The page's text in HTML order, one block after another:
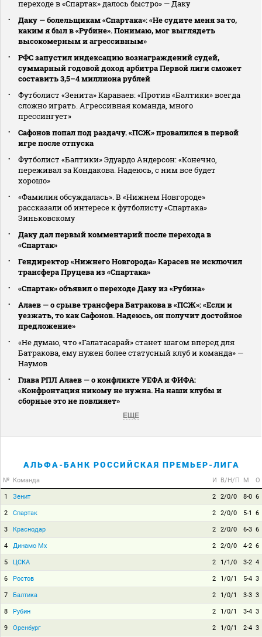
переходе в «Спартак» далось быстро» — Даку
Даку — болельщикам «Спартака»: «Не судите меня за то,
каким я был в «Рубине». Понимаю, мог выглядеть
высокомерным и агрессивным»
РФС запустил индексацию вознаграждений судей,
суммарный годовой доход арбитра Первой лиги сможет
составить 3,5–4 миллиона рублей
Футболист «Зенита» Караваев: «Против «Балтики» всегда
сложно играть. Агрессивная команда, много
прессингует»
Сафонов попал под раздачу. «ПСЖ» провалился в первой
игре после отпуска
Футболист «Балтики» Эдуардо Андерсон: «Конечно,
переживал за Кондакова. Надеюсь, с ним все будет
хорошо»
«Фамилия обсуждалась». В «Нижнем Новгороде»
рассказали об интересе к футболисту «Спартака»
Зиньковскому
Даку дал первый комментарий после перехода в
«Спартак»
Гендиректор «Нижнего Новгорода» Карасев не исключил
трансфера Пруцева из «Спартака»
«Спартак» объявил о переходе Даку из «Рубина»
Алаев — о срыве трансфера Батракова в «ПСЖ»: «Если и
уезжать, то как Сафонов. Надеюсь, он получит достойное
предложение»
«Не думаю, что «Галатасарай» станет шагом вперед для
Батракова, ему нужен более статусный клуб и команда» —
Наумов
Глава РПЛ Алаев — о конфликте УЕФА и ФИФА:
«Конфронтация никому не нужна. На наши клубы и
сборные это не повлияет»
ЕЩЕ
АЛЬФА-БАНК РОССИЙСКАЯ ПРЕМЬЕР-ЛИГА
№ Команда И В/Н/П М О
1 Зенит 2 2/0/0 8-0 6
2 Спартак 2 2/0/0 5-1 6
3 Краснодар 2 2/0/0 6-3 6
4 Динамо Мх 2 2/0/0 4-2 6
5 ЦСКА 2 1/1/0 3-2 4
6 Ростов 2 1/0/1 5-4 3
7 Балтика 2 1/0/1 3-3 3
8 Рубин 2 1/0/1 3-4 3
9 Оренбург 2 1/0/1 2-4 3